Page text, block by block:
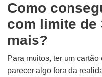
Como
com limite de
mais?
Para muitos, ter um
parecer algo fora da